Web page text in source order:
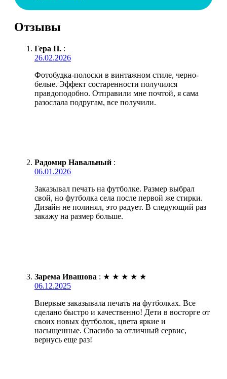
Отзывы
Гера П. :
26.02.2026
Фотобудка-полоски в винтажном стиле, черно-
белые. Эффект состаренности получился
правдоподобно. Отправили мне почтой, я сама
разослала подругам, все получили.
Радомир Навальный :
06.01.2026
Заказывал печать на футболке. Размер выбрал
свой, но футболка села после первой же стирки.
Дизайн не полинял, это радует. В следующий раз
закажу на размер больше.
Зарема Ивашова : ★ ★ ★ ★ ★
06.12.2025
Впервые заказывала печать на футболках. Все
сделано быстро и качественно! Дети в восторге от
своих новых футболок, цвета яркие и
насыщенные. Спасибо за отличный сервис,
вернусь еще раз!